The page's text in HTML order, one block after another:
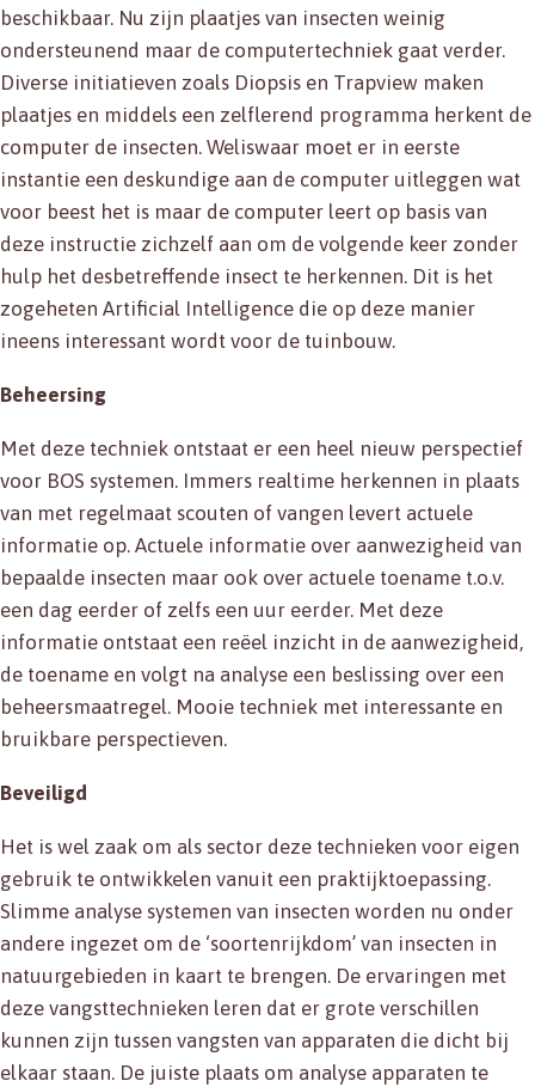
beschikbaar. Nu zijn plaatjes van insecten weinig
ondersteunend maar de computertechniek gaat verder.
Diverse initiatieven zoals Diopsis en Trapview maken
plaatjes en middels een zelflerend programma herkent de
computer de insecten. Weliswaar moet er in eerste
instantie een deskundige aan de computer uitleggen wat
voor beest het is maar de computer leert op basis van
deze instructie zichzelf aan om de volgende keer zonder
hulp het desbetreffende insect te herkennen. Dit is het
zogeheten Artificial Intelligence die op deze manier
ineens interessant wordt voor de tuinbouw.
Beheersing
Met deze techniek ontstaat er een heel nieuw perspectief
voor BOS systemen. Immers realtime herkennen in plaats
van met regelmaat scouten of vangen levert actuele
informatie op. Actuele informatie over aanwezigheid van
bepaalde insecten maar ook over actuele toename t.o.v.
een dag eerder of zelfs een uur eerder. Met deze
informatie ontstaat een reëel inzicht in de aanwezigheid,
de toename en volgt na analyse een beslissing over een
beheersmaatregel. Mooie techniek met interessante en
bruikbare perspectieven.
Beveiligd
Het is wel zaak om als sector deze technieken voor eigen
gebruik te ontwikkelen vanuit een praktijktoepassing.
Slimme analyse systemen van insecten worden nu onder
andere ingezet om de ‘soortenrijkdom’ van insecten in
natuurgebieden in kaart te brengen. De ervaringen met
deze vangsttechnieken leren dat er grote verschillen
kunnen zijn tussen vangsten van apparaten die dicht bij
elkaar staan. De juiste plaats om analyse apparaten te